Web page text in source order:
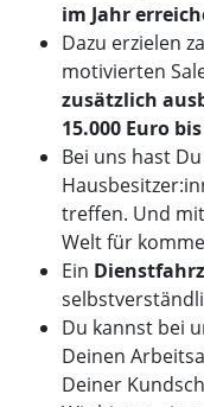
im Jahr
Dazu erzielen
motivierten
zusätzlich
15.000 Euro
Bei uns hast
treffen. Und
Welt für
Ein
Du kannst bei
Deinen
Deiner